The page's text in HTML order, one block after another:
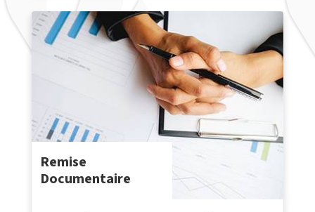
Remise
Documentaire